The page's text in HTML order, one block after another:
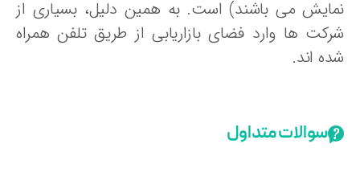
می باشند) است. به همین دلیل، بسیاری از
ها وارد فضای بازاریابی از طریق تلفن همراه
اند.
سوالات متداول